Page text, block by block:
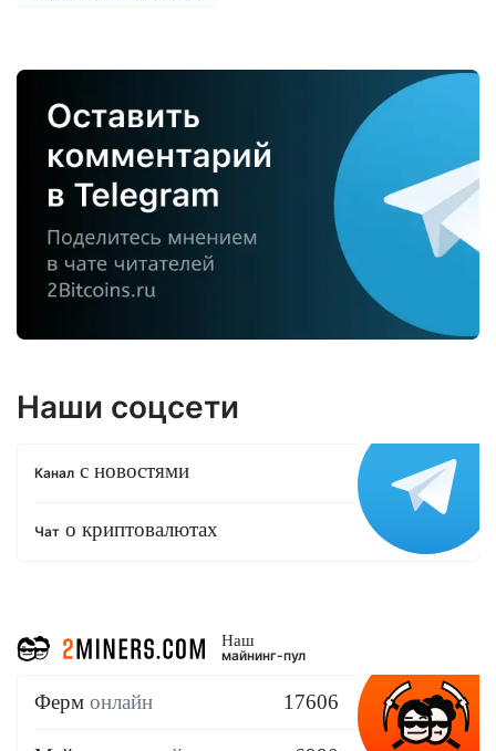
Наши соцсети
Канал с новостями
Чат о криптовалютах
Наш
майнинг-пул
Ферм онлайн 17606